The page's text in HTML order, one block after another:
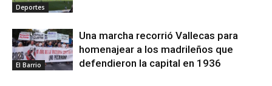
Deportes
El Barrio
Una marcha recorrió Vallecas para
homenajear a los madrileños que
defendieron la capital en 1936